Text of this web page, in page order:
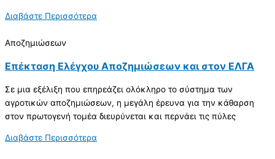
Διαβάστε Περισσότερα
Αποζημιώσεων
Επέκταση Ελέγχου Αποζημιώσεων και στον ΕΛΓΑ
Σε μια εξέλιξη που επηρεάζει ολόκληρο το σύστημα των
αγροτικών αποζημιώσεων, η μεγάλη έρευνα για την κάθαρση
στον πρωτογενή τομέα διευρύνεται και περνάει τις πύλες
Διαβάστε Περισσότερα